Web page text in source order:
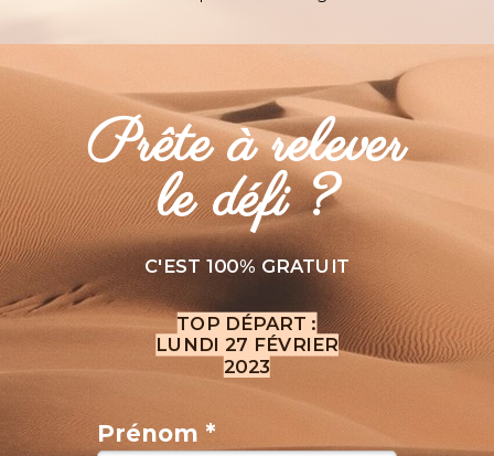
Prête à relever
le défi ?
C'EST 100% GRATUIT
Prénom *
TOP DÉPART :
LUNDI 27 FÉVRIER
2023